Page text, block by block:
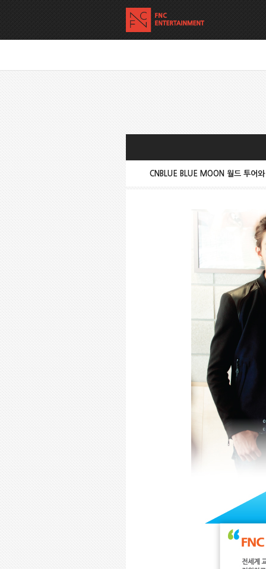
CNBLUE BLUE MOON 월드 투어